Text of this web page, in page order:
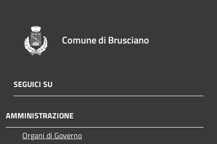
Comune di Brusciano
SEGUICI SU
AMMINISTRAZIONE
Organi di Governo